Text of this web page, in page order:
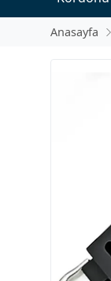
Anasayfa